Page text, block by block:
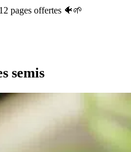
pages offertes 🐠🌱
semis